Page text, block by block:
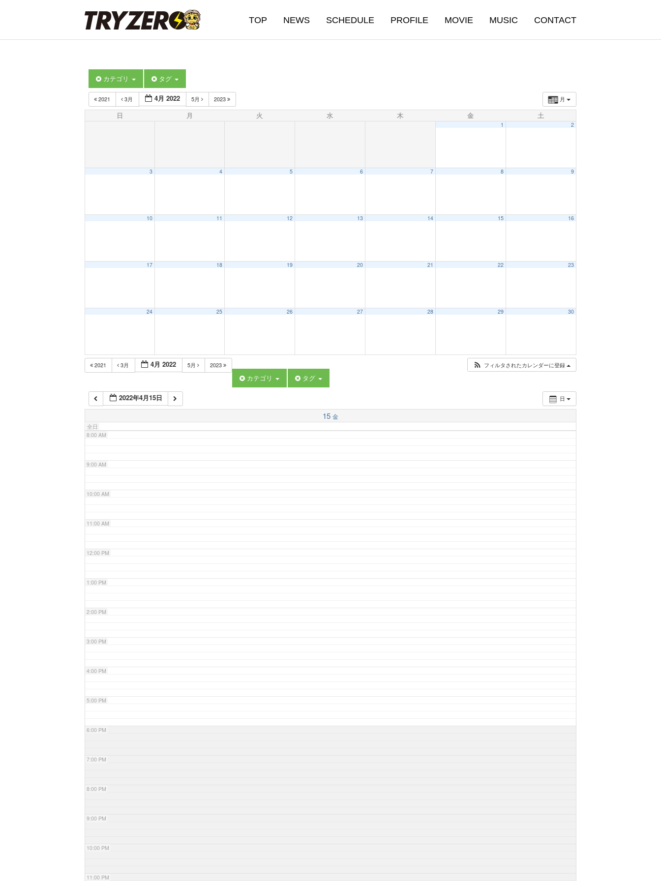
TOP NEWS SCHEDULE PROFILE MOVIE MUSIC CONTACT
カテゴリ タグ
月
2021 3月 4月 2022 5月 2023
日 月 火 水 木 金 土
1 2
3 4 5 6 7 8 9
10 11 12 13 14 15 16
17 18 19 20 21 22 23
24 25 26 27 28 29 30
2021 3月 4月 2022 5月 2023 フィルタされたカレンダーに登録
カテゴリ タグ
日
2022年4月15日
15 金
全日
7:00 AM
8:00 AM
9:00 AM
10:00 AM
11:00 AM
12:00 PM
1:00 PM
2:00 PM
3:00 PM
4:00 PM
5:00 PM
6:00 PM
7:00 PM
8:00 PM
9:00 PM
10:00 PM
11:00 PM